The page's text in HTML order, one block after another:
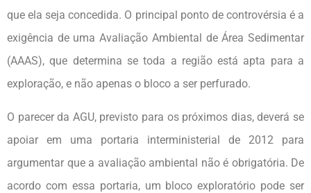
que ela seja concedida. O principal ponto de controvérsia é a
exigência de uma Avaliação Ambiental de Área Sedimentar
(AAAS), que determina se toda a região está apta para a
exploração, e não apenas o bloco a ser perfurado.
O parecer da AGU, previsto para os próximos dias, deverá se
apoiar em uma portaria interministerial de 2012 para
argumentar que a avaliação ambiental não é obrigatória. De
acordo com essa portaria, um bloco exploratório pode ser